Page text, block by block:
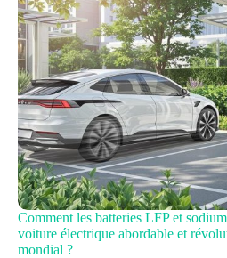
Comment les batteries LFP et
voiture électrique abordable et
mondial ?